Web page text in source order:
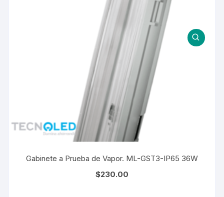
Gabinete a Prueba de Vapor. ML-GST3-IP65 36W
$230.00